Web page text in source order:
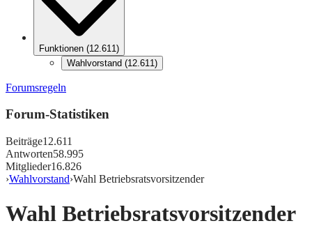
Funktionen (12.611)
Wahlvorstand (12.611)
Forumsregeln
Forum-Statistiken
Beiträge12.611
Antworten58.995
Mitglieder16.826
›Wahlvorstand›Wahl Betriebsratsvorsitzender
Wahl Betriebsratsvorsitzender